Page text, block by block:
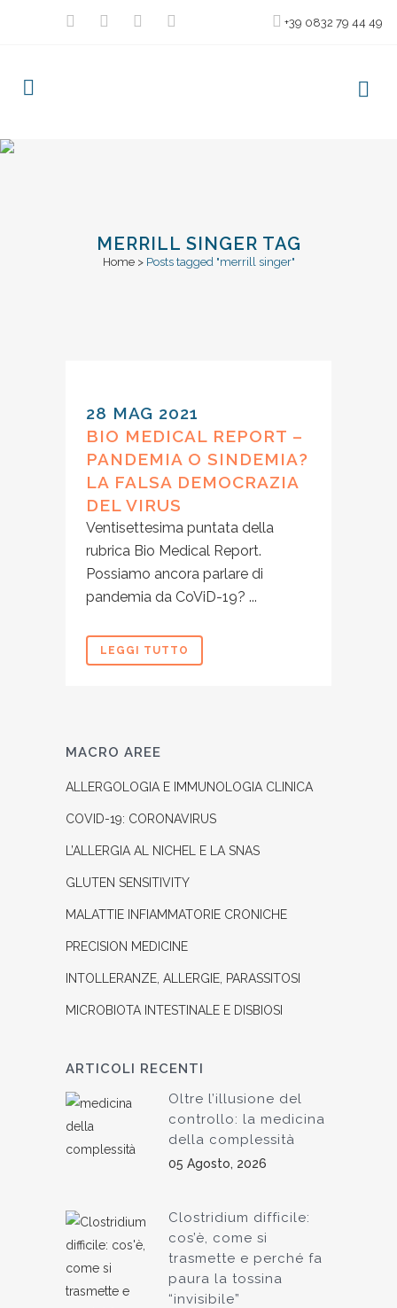
+39 0832 79 44 49
MERRILL SINGER TAG
Home> Posts tagged "merrill singer"
28 MAG 2021
BIO MEDICAL REPORT –
PANDEMIA O SINDEMIA?
LA FALSA DEMOCRAZIA
DEL VIRUS
Ventisettesima puntata della
rubrica Bio Medical Report.
Possiamo ancora parlare di
pandemia da CoViD-19? ...
LEGGI TUTTO
MACRO AREE
ALLERGOLOGIA E IMMUNOLOGIA CLINICA
COVID-19: CORONAVIRUS
L’ALLERGIA AL NICHEL E LA SNAS
GLUTEN SENSITIVITY
MALATTIE INFIAMMATORIE CRONICHE
PRECISION MEDICINE
INTOLLERANZE, ALLERGIE, PARASSITOSI
MICROBIOTA INTESTINALE E DISBIOSI
ARTICOLI RECENTI
Oltre l’illusione del
controllo: la medicina
della complessità
05 Agosto, 2026
Clostridium difficile:
cos’è, come si
trasmette e perché fa
paura la tossina
“invisibile”